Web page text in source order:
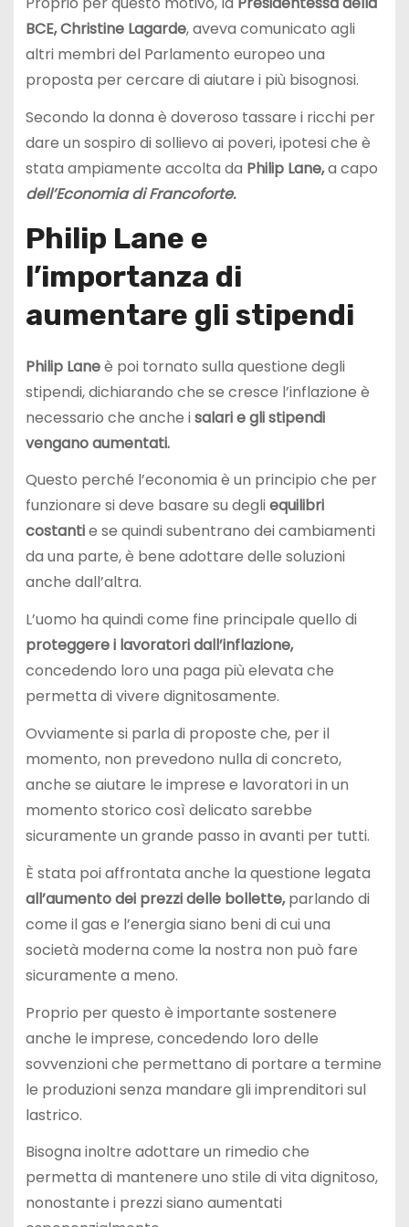
BCE, Christine Lagarde, aveva comunicato agli
altri membri del Parlamento europeo una
proposta per cercare di aiutare i più bisognosi.
Secondo la donna è doveroso tassare i ricchi per
dare un sospiro di sollievo ai poveri, ipotesi che è
stata ampiamente accolta da Philip Lane,a capo
dell’Economia di Francoforte.
Philip Lane e
l’importanza di
aumentare gli stipendi
Philip Laneè poi tornato sulla questione degli
stipendi, dichiarando che se cresce l’inflazione è
necessario che anche isalari e gli stipendi
vengano aumentati.
Questo perché l’economia è un principio che per
funzionare si deve basare su degliequilibri
costantie se quindi subentrano dei cambiamenti
da una parte, è bene adottare delle soluzioni
anche dall’altra.
L’uomo ha quindi come fine principale quello di
proteggere i lavoratori dall’inflazione,
concedendo loro una paga più elevata che
permetta di vivere dignitosamente.
Ovviamente si parla di proposte che, per il
momento, non prevedono nulla di concreto,
anche se aiutare le imprese e lavoratori in un
momento storico così delicato sarebbe
sicuramente un grande passo in avanti per tutti.
È stata poi affrontata anche la questione legata
all’aumento dei prezzi delle bollette,parlando di
come il gas e l’energia siano beni di cui una
società moderna come la nostra non può fare
sicuramente a meno.
Proprio per questo è importante sostenere
anche le imprese, concedendo loro delle
sovvenzioni che permettano di portare a termine
le produzioni senza mandare gli imprenditori sul
lastrico.
Bisogna inoltre adottare un rimedio che
permetta di mantenere uno stile di vita dignitoso,
nonostante i prezzi siano aumentati